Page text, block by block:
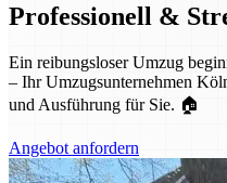
Professionell &
Ein reibungsloser Umzug
– Ihr Umzugsunternehmen
und Ausführung für Sie. 🏠
Angebot anfordern